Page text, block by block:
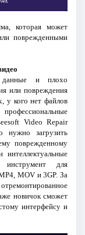
которая может
поврежденными
данные и плохо
или повреждения
у кого нет файлов
Video Repair
нужно загрузить
поврежденному
для
MOV и 3GP. За
новичок сможет
интерфейсу и